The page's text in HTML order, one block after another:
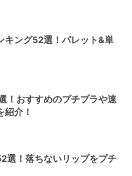
キング52選！パレット&単
！おすすめのプチプラや速
介！
選！落ちないリップをプチ